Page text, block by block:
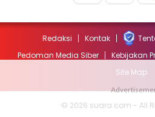
Redaksi Kontak
Pedoman Media Siber
Kebijakan
Site Map
© 2026 suara.com - All